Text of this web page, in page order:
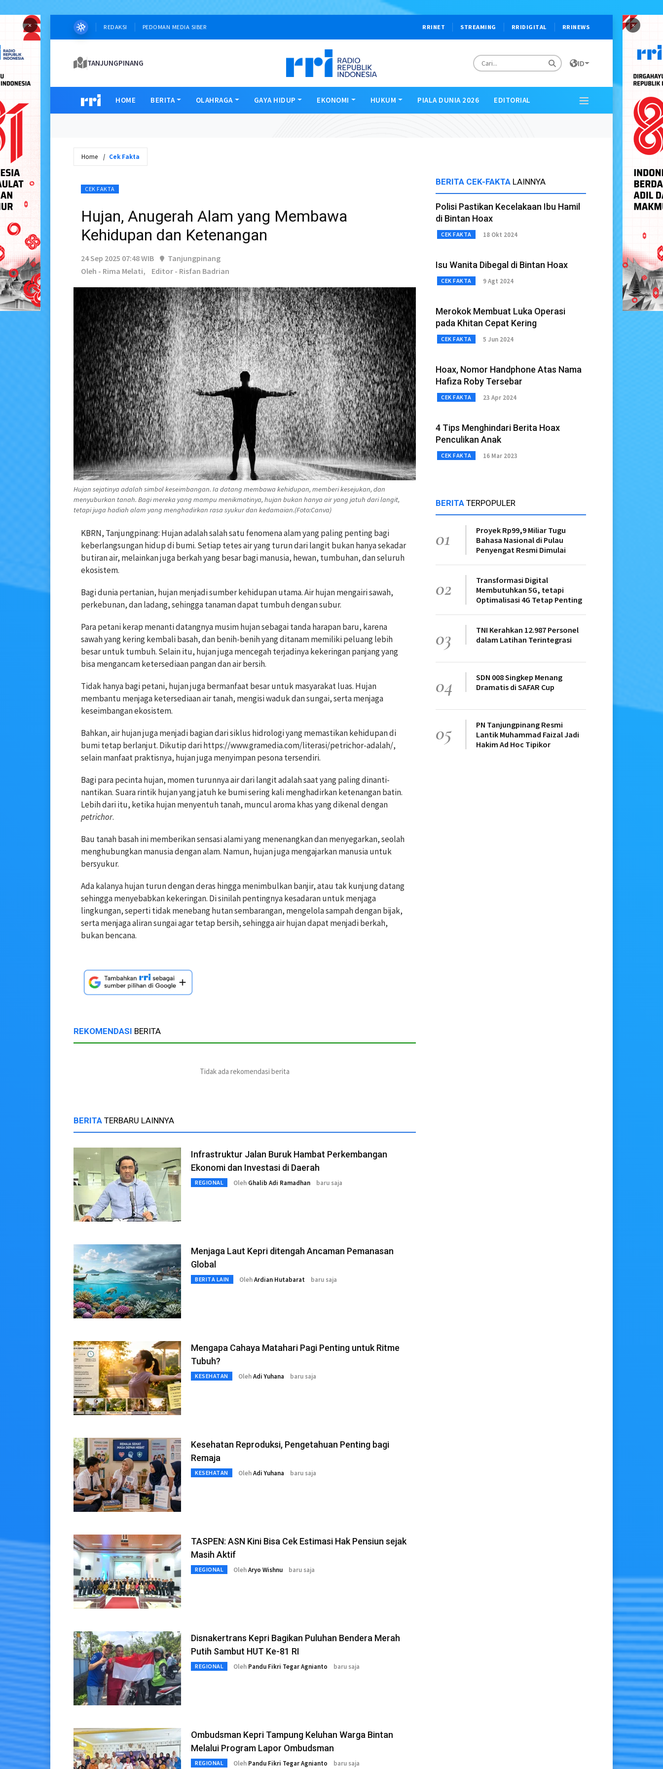
× ×
REDAKSI PEDOMAN MEDIA SIBER RRINET STREAMING RRIDIGITAL RRINEWS
TANJUNGPINANG ID
HOME BERITA OLAHRAGA GAYA HIDUP EKONOMI HUKUM PIALA DUNIA 2026 EDITORIAL
Home Cek Fakta
CEK FAKTA
Hujan, Anugerah Alam yang Membawa
Kehidupan dan Ketenangan
24 Sep 2025 07:48 WIB
Tanjungpinang
Oleh - Rima Melati,
Editor - Risfan Badrian
Hujan sejatinya adalah simbol keseimbangan. Ia datang membawa kehidupan, memberi kesejukan, dan
menyuburkan tanah. Bagi mereka yang mampu menikmatinya, hujan bukan hanya air yang jatuh dari langit,
tetapi juga hadiah alam yang menghadirkan rasa syukur dan kedamaian.(Foto:Canva)
KBRN, Tanjungpinang: Hujan adalah salah satu fenomena alam yang paling penting bagi
keberlangsungan hidup di bumi. Setiap tetes air yang turun dari langit bukan hanya sekadar
butiran air, melainkan juga berkah yang besar bagi manusia, hewan, tumbuhan, dan seluruh
ekosistem.
Bagi dunia pertanian, hujan menjadi sumber kehidupan utama. Air hujan mengairi sawah,
perkebunan, dan ladang, sehingga tanaman dapat tumbuh dengan subur.
Para petani kerap menanti datangnya musim hujan sebagai tanda harapan baru, karena
sawah yang kering kembali basah, dan benih-benih yang ditanam memiliki peluang lebih
besar untuk tumbuh. Selain itu, hujan juga mencegah terjadinya kekeringan panjang yang
bisa mengancam ketersediaan pangan dan air bersih.
Tidak hanya bagi petani, hujan juga bermanfaat besar untuk masyarakat luas. Hujan
membantu menjaga ketersediaan air tanah, mengisi waduk dan sungai, serta menjaga
keseimbangan ekosistem.
Bahkan, air hujan juga menjadi bagian dari siklus hidrologi yang memastikan kehidupan di
bumi tetap berlanjut. Dikutip dari https://www.gramedia.com/literasi/petrichor-adalah/,
selain manfaat praktisnya, hujan juga menyimpan pesona tersendiri.
Bagi para pecinta hujan, momen turunnya air dari langit adalah saat yang paling dinanti-
nantikan. Suara rintik hujan yang jatuh ke bumi sering kali menghadirkan ketenangan batin.
Lebih dari itu, ketika hujan menyentuh tanah, muncul aroma khas yang dikenal dengan
petrichor.
Bau tanah basah ini memberikan sensasi alami yang menenangkan dan menyegarkan, seolah
menghubungkan manusia dengan alam. Namun, hujan juga mengajarkan manusia untuk
bersyukur.
Ada kalanya hujan turun dengan deras hingga menimbulkan banjir, atau tak kunjung datang
sehingga menyebabkan kekeringan. Di sinilah pentingnya kesadaran untuk menjaga
lingkungan, seperti tidak menebang hutan sembarangan, mengelola sampah dengan bijak,
serta menjaga aliran sungai agar tetap bersih, sehingga air hujan dapat menjadi berkah,
bukan bencana.
REKOMENDASI BERITA
Tidak ada rekomendasi berita
BERITA TERBARU LAINNYA
Infrastruktur Jalan Buruk Hambat Perkembangan
Ekonomi dan Investasi di Daerah
REGIONAL Oleh Ghalib Adi Ramadhan baru saja
Menjaga Laut Kepri ditengah Ancaman Pemanasan
Global
BERITA LAIN OlehArdian Hutabarat baru saja
Mengapa Cahaya Matahari Pagi Penting untuk Ritme
Tubuh?
KESEHATAN OlehAdi Yuhana baru saja
Kesehatan Reproduksi, Pengetahuan Penting bagi
Remaja
KESEHATAN OlehAdi Yuhana baru saja
TASPEN: ASN Kini Bisa Cek Estimasi Hak Pensiun sejak
Masih Aktif
REGIONAL OlehAryo Wishnu baru saja
Disnakertrans Kepri Bagikan Puluhan Bendera Merah
Putih Sambut HUT Ke-81 RI
REGIONAL Oleh Pandu Fikri Tegar Agnianto baru saja
Ombudsman Kepri Tampung Keluhan Warga Bintan
Melalui Program Lapor Ombudsman
REGIONAL Oleh Pandu Fikri Tegar Agnianto baru saja
BERITA CEK-FAKTA LAINNYA
Polisi Pastikan Kecelakaan Ibu Hamil
di Bintan Hoax
CEK FAKTA 18 Okt 2024
Isu Wanita Dibegal di Bintan Hoax
CEK FAKTA 9 Agt 2024
Merokok Membuat Luka Operasi
pada Khitan Cepat Kering
CEK FAKTA 5 Jun 2024
Hoax, Nomor Handphone Atas Nama
Hafiza Roby Tersebar
CEK FAKTA 23 Apr 2024
4 Tips Menghindari Berita Hoax
Penculikan Anak
CEK FAKTA 16 Mar 2023
BERITA TERPOPULER
01
Proyek Rp99,9 Miliar Tugu
Bahasa Nasional di Pulau
Penyengat Resmi Dimulai
02
Transformasi Digital
Membutuhkan 5G, tetapi
Optimalisasi 4G Tetap Penting
03
TNI Kerahkan 12.987 Personel
dalam Latihan Terintegrasi
04
SDN 008 Singkep Menang
Dramatis di SAFAR Cup
05
PN Tanjungpinang Resmi
Lantik Muhammad Faizal Jadi
Hakim Ad Hoc Tipikor